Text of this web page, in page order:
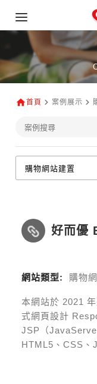
首頁 案例展示
好而優
網站類型: 購物
本網站於 2021
式網頁設計
JSP（
HTML5、CSS、